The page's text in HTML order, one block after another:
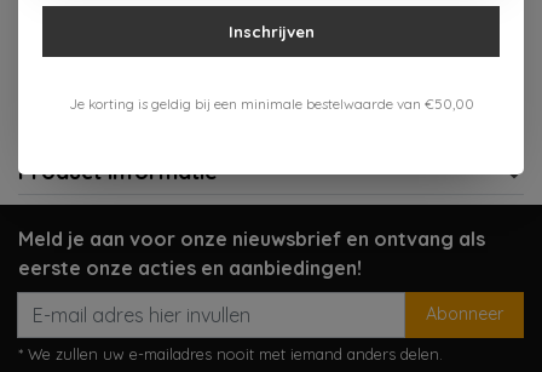
Gratis verzenden vanaf 75,-
Meer informatie?
Neem contact op over dit product
Product informatie
Meld je aan voor onze nieuwsbrief en ontvang als
eerste onze acties en aanbiedingen!
Abonneer
* We zullen uw e-mailadres nooit met iemand anders delen.
Inschrijven
Je korting is geldig bij een minimale bestelwaarde van €50,00